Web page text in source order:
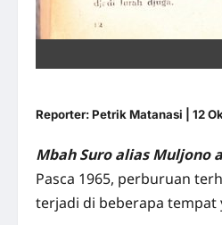
Reporter: Petrik Matanasi | 12
Mbah Suro alias Muljono
Pasca 1965, perburuan
terjadi di beberapa tempat